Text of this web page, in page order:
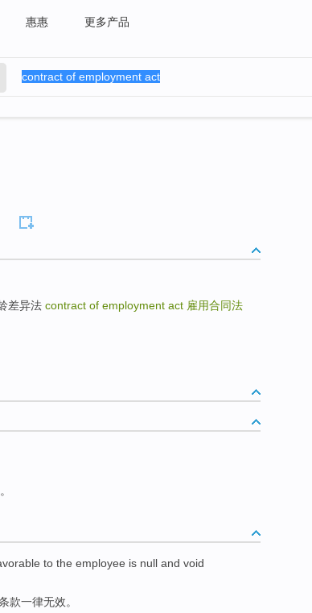
惠惠 更多产品
差异法 contract of employment act 雇用合同法
。
to the employee is null and void
款一律无效。